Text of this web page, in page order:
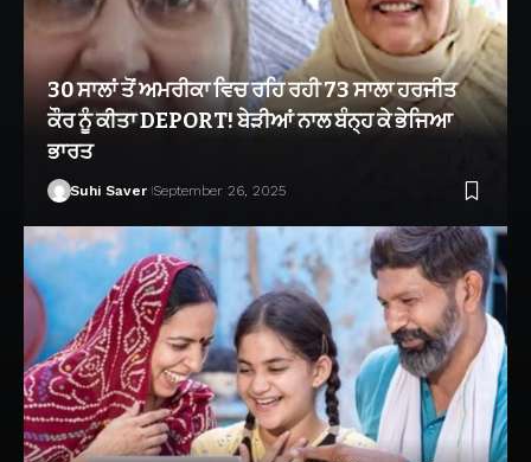
30 ਸਾਲਾਂ ਤੋਂ ਅਮਰੀਕਾ ਵਿਚ ਰਹਿ ਰਹੀ 73 ਸਾਲਾ ਹਰਜੀਤ
ਕੌਰ ਨੂੰ ਕੀਤਾ DEPORT! ਬੇੜੀਆਂ ਨਾਲ ਬੰਨ੍ਹ ਕੇ ਭੇਜਿਆ
ਭਾਰਤ
Suhi Saver September 26, 2025